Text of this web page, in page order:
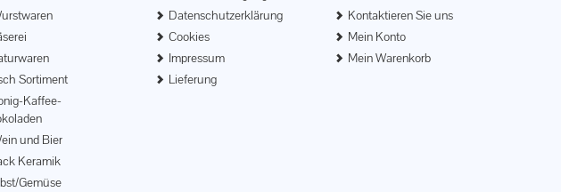
Sortiment
Kaffee-
und Bier
Keramik
Gemüse
Datenschutzerklärung
Cookies
Impressum
Lieferung
Kontaktieren Sie uns
Mein Konto
Mein Warenkorb